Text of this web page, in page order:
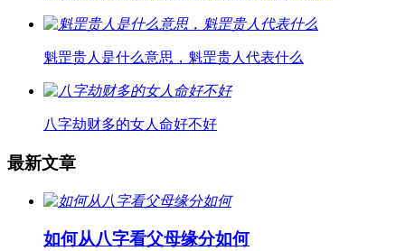
魁罡贵人是什么意思，魁罡贵人代表什么
八字劫财多的女人命好不好
最新文章
如何从八字看父母缘分如何